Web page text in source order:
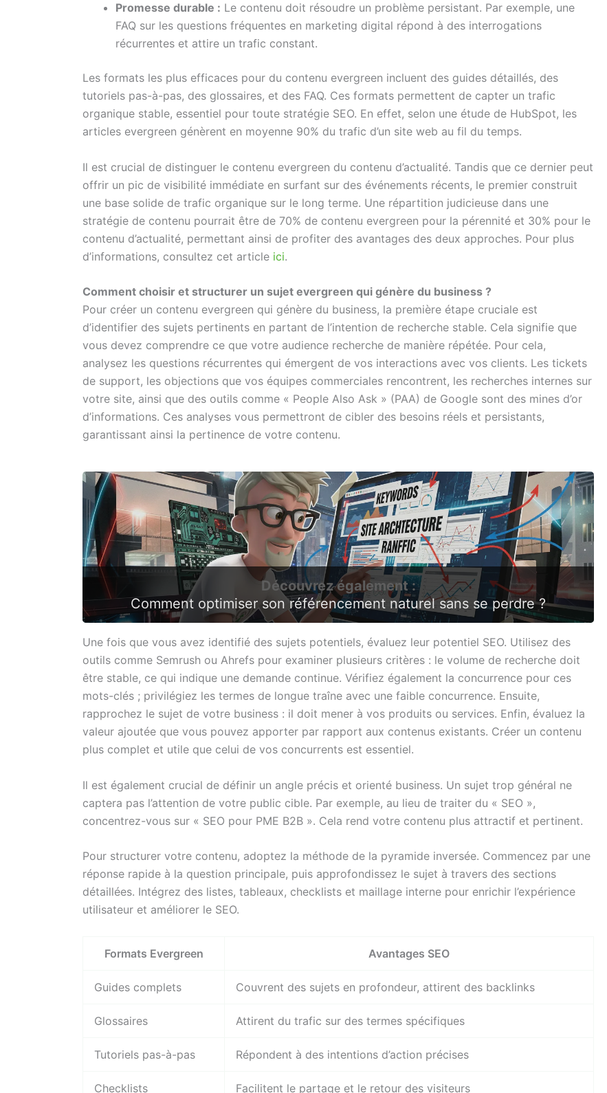
Promesse durable : Le contenu doit résoudre un problème persistant. Par exemple, une
FAQ sur les questions fréquentes en marketing digital répond à des interrogations
récurrentes et attire un trafic constant.
Les formats les plus efficaces pour du contenu evergreen incluent des guides détaillés, des
tutoriels pas-à-pas, des glossaires, et des FAQ. Ces formats permettent de capter un trafic
organique stable, essentiel pour toute stratégie SEO. En effet, selon une étude de HubSpot, les
articles evergreen génèrent en moyenne 90% du trafic d’un site web au fil du temps.
Il est crucial de distinguer le contenu evergreen du contenu d’actualité. Tandis que ce dernier peut
offrir un pic de visibilité immédiate en surfant sur des événements récents, le premier construit
une base solide de trafic organique sur le long terme. Une répartition judicieuse dans une
stratégie de contenu pourrait être de 70% de contenu evergreen pour la pérennité et 30% pour le
contenu d’actualité, permettant ainsi de profiter des avantages des deux approches. Pour plus
d’informations, consultez cet article ici.
Comment choisir et structurer un sujet evergreen qui génère du business ?
Pour créer un contenu evergreen qui génère du business, la première étape cruciale est
d’identifier des sujets pertinents en partant de l’intention de recherche stable. Cela signifie que
vous devez comprendre ce que votre audience recherche de manière répétée. Pour cela,
analysez les questions récurrentes qui émergent de vos interactions avec vos clients. Les tickets
de support, les objections que vos équipes commerciales rencontrent, les recherches internes sur
votre site, ainsi que des outils comme « People Also Ask » (PAA) de Google sont des mines d’or
d’informations. Ces analyses vous permettront de cibler des besoins réels et persistants,
garantissant ainsi la pertinence de votre contenu.
Découvrez également :
Comment optimiser son référencement naturel sans se perdre ?
Une fois que vous avez identifié des sujets potentiels, évaluez leur potentiel SEO. Utilisez des
outils comme Semrush ou Ahrefs pour examiner plusieurs critères : le volume de recherche doit
être stable, ce qui indique une demande continue. Vérifiez également la concurrence pour ces
mots-clés ; privilégiez les termes de longue traîne avec une faible concurrence. Ensuite,
rapprochez le sujet de votre business : il doit mener à vos produits ou services. Enfin, évaluez la
valeur ajoutée que vous pouvez apporter par rapport aux contenus existants. Créer un contenu
plus complet et utile que celui de vos concurrents est essentiel.
Il est également crucial de définir un angle précis et orienté business. Un sujet trop général ne
captera pas l’attention de votre public cible. Par exemple, au lieu de traiter du « SEO »,
concentrez-vous sur « SEO pour PME B2B ». Cela rend votre contenu plus attractif et pertinent.
Pour structurer votre contenu, adoptez la méthode de la pyramide inversée. Commencez par une
réponse rapide à la question principale, puis approfondissez le sujet à travers des sections
détaillées. Intégrez des listes, tableaux, checklists et maillage interne pour enrichir l’expérience
utilisateur et améliorer le SEO.
Formats Evergreen Avantages SEO
Guides complets Couvrent des sujets en profondeur, attirent des backlinks
Glossaires Attirent du trafic sur des termes spécifiques
Tutoriels pas-à-pas Répondent à des intentions d’action précises
Checklists Facilitent le partage et le retour des visiteurs